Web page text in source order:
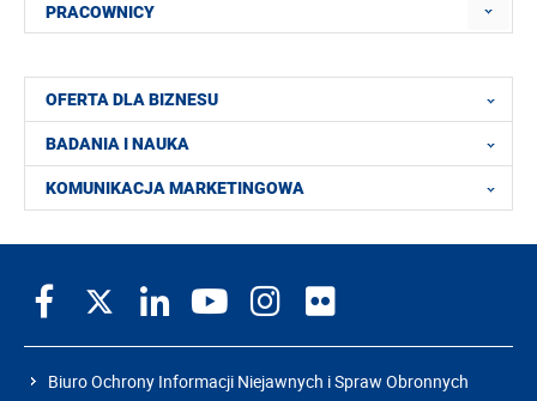
PRACOWNICY
OFERTA DLA BIZNESU
BADANIA I NAUKA
KOMUNIKACJA MARKETINGOWA
Biuro Ochrony Informacji Niejawnych i Spraw Obronnych